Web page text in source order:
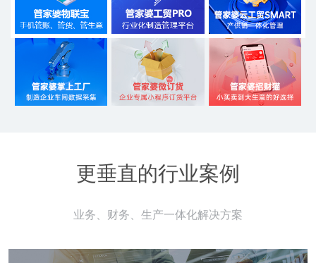
更垂直的行业案例
业务、财务、生产一体化解决方案